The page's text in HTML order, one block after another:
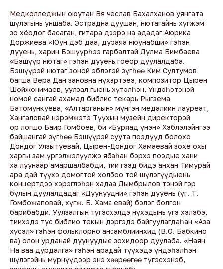
Медколледжын оюутан Вя чеслав Бахалханов уянгата
шүлэгынь уншаба. Эстрадна дуушан, нютагайнь хүгжэм
зо хёодог басаган, гитара дээрэ на ададаг Аюрика
Доржиева «Юун дэб даа, дураяа нюунабши» гэһэн
дууень, харин Бэшүүрһээ гарбалтай Дулма Бимбаева
«Бэшүүр нютаг» гэһэн дууень гоёор дуулалдаба.
Бэшүүрэй нютаг зоной эблэлэй зүгһөө Ким Султумов
багша Вера Дан зановна нүхэртэеэ, композитор Цырен
Шойжонимаев, уулзал гыень хүтэлһэн, Үндэһэтэнэй
номой сангай ахамад библио текарь Рыгзема
Батомункуева, «Алтарганын» мүнгэн медалиин лауреат,
Хангаловай нэрэмжэтэ Түүхын музейн директорэй
ор логшо Баир Гомбоев, би «Буряад үнэн» Хэблэлэйнгээ
байшангай зүгһөө Бэшүүрэй суута поэдүүд болохо
Дондог Улзытуевай, Цырен-Дондог Хамаевай зохё охы
харгы зам үргэлжэлүүлжэ ябаһан бэрхэ поэдые хани
ха луунаар амаршалбабди, тии гээд бидэ анхан Тимурай
ара дай түүхэ домогтой холбоо той шүлэгүүдыень
концертдээ хэрэглэһэн хадаа Дымбрылов тэнэй гэр
бүлын дуулалдадаг «Дуунуудни» гэһэн дууень (үг. Т.
Гомбожаповай, хүгж. Б. Хама евай) бэлэг болгон
барибабди. Уулзалгын түгэсхэлдэ нүхэдынь үгэ хэлэбэ,
тиихэдэ тус библио текын дэргэдэ байгуулагдаһан «Аза
хүсэл» гэһэн фольклорно ансамблиинхид (В.О. Бабкино
ва) олон урданай дуунуудые зохидоор дуулаба. «Наян
На ваа дурдалга» гэһэн арадай түүхэдэ үндэһэлһэн
шүлэгэйнь мүрнүүдээр энэ хөөрөөгөө түгэсхэнэб,